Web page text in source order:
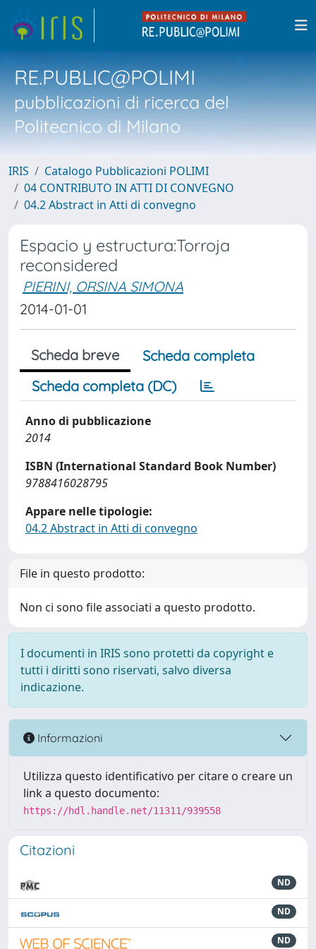
RE.PUBLIC@POLIMI
pubblicazioni di ricerca del
Politecnico di Milano
IRIS
Catalogo Pubblicazioni POLIMI
04 CONTRIBUTO IN ATTI DI CONVEGNO
04.2 Abstract in Atti di convegno
Espacio y estructura:Torroja
reconsidered
PIERINI, ORSINA SIMONA
2014-01-01
Scheda breve
Scheda completa
Scheda completa (DC)
Anno di pubblicazione
2014
ISBN (International Standard Book Number)
9788416028795
Appare nelle tipologie:
04.2 Abstract in Atti di convegno
File in questo prodotto:
Non ci sono file associati a questo prodotto.
I documenti in IRIS sono protetti da copyright e
tutti i diritti sono riservati, salvo diversa
indicazione.
Informazioni
Utilizza questo identificativo per citare o creare un
link a questo documento:
https://hdl.handle.net/11311/939558
Citazioni
ND
ND
ND